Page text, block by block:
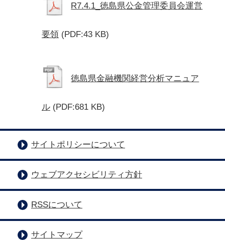
R7.4.1_徳島県公金管理委員会運営
要領 (PDF:43 KB)
徳島県金融機関経営分析マニュア
ル (PDF:681 KB)
サイトポリシーについて
ウェブアクセシビリティ方針
RSSについて
サイトマップ